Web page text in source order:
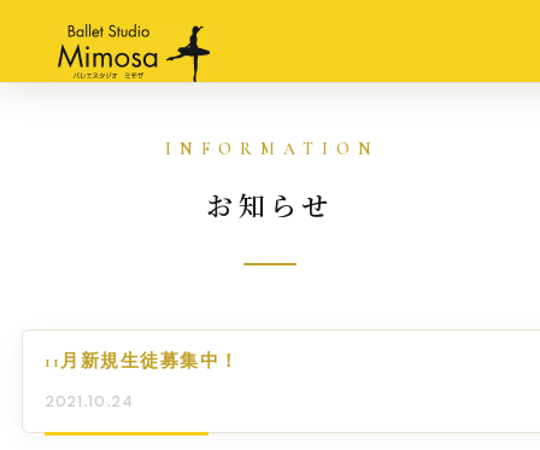
お知らせ
11月新規生徒募集中！
2021.10.24